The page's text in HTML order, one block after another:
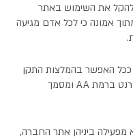
להקל את השימוש באתר
אמונה כי לכל אדם מגיעה
האפשר בהמלצות התקן
הישראלי (ת"י 5568) לנגישות תכנים באינטרנט ברמת AA ומסמך
מפעילה ביניהן אתר החברה,